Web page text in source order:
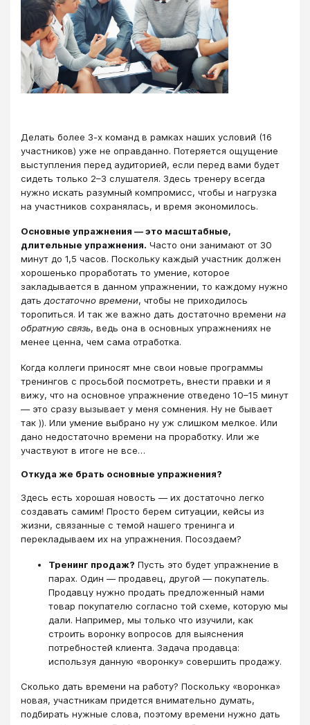
Делать более 3-х команд в рамках наших условий (16
участников) уже не оправданно. Потеряется ощущение
выступления перед аудиторией, если перед вами будет
сидеть только 2–3 слушателя. Здесь тренеру всегда
нужно искать разумный компромисс, чтобы и нагрузка
на участников сохранялась, и время экономилось.
Основные упражнения — это масштабные,
длительные упражнения. Часто они занимают от 30
минут до 1,5 часов. Поскольку каждый участник должен
хорошенько проработать то умение, которое
закладывается в данном упражнении, то каждому нужно
датьдостаточно времени, чтобы не приходилось
торопиться. И так же важно дать достаточно времени на
обратную связь, ведь она в основных упражнениях не
менее ценна, чем сама отработка.
Когда коллеги приносят мне свои новые программы
тренингов с просьбой посмотреть, внести правки и я
вижу, что на основное упражнение отведено 10–15 минут
— это сразу вызывает у меня сомнения. Ну не бывает
так )). Или умение выбрано ну уж слишком мелкое. Или
дано недостаточно времени на проработку. Или же
участвуют в итоге не все…
Откуда же брать основные упражнения?
Здесь есть хорошая новость — их достаточно легко
создавать самим! Просто берем ситуации, кейсы из
жизни, связанные с темой нашего тренинга и
перекладываем их на упражнения. Посоздаем?
Тренинг продаж? Пусть это будет упражнение в
парах. Один — продавец, другой — покупатель.
Продавцу нужно продать предложенный нами
товар покупателю согласно той схеме, которую мы
дали. Например, мы только что изучили, как
строить воронку вопросов для выяснения
потребностей клиента. Задача продавца:
используя данную «воронку» совершить продажу.
Сколько дать времени на работу? Поскольку «воронка»
новая, участникам придется внимательно думать,
подбирать нужные слова, поэтому времени нужно дать